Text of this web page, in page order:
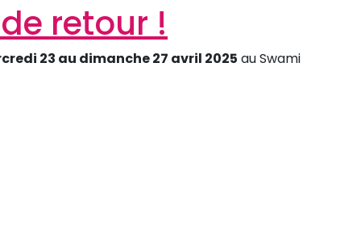
retour !
23 au dimanche 27 avril 2025 au Swami